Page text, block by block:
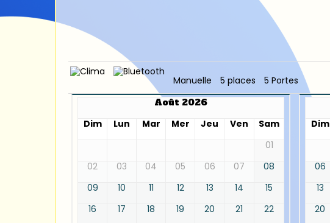
Manuelle 5 places
5 Portes
Août 2026
Dim
Lun Mar Mer Jeu Ven
Sam
01
02
03 04 05 06 07
08
09
10 11 12 13 14
15
16
17 18 19 20 21
22
Dim
06
13
20